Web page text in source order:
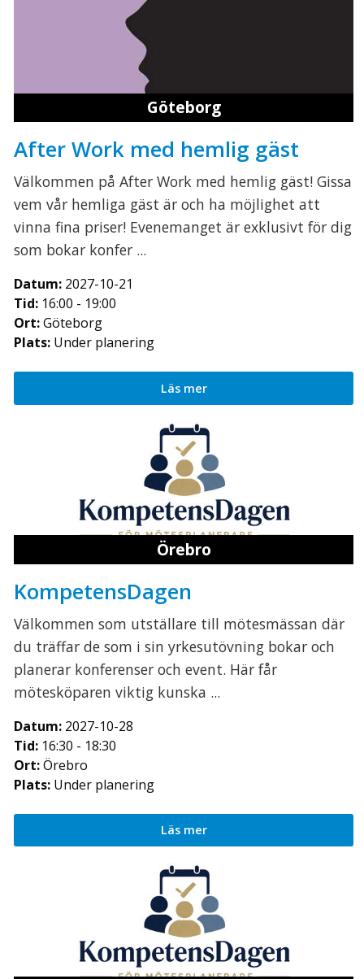
Göteborg
After Work med hemlig gäst
Välkommen på After Work med hemlig gäst! Gissa
vem vår hemliga gäst är och ha möjlighet att
vinna fina priser! Evenemanget är exklusivt för dig
som bokar konfer ...
Datum: 2027-10-21
Tid: 16:00 - 19:00
Ort:Göteborg
Plats: Under planering
Läs mer
Örebro
KompetensDagen
Välkommen som utställare till mötesmässan där
du träffar de som i sin yrkesutövning bokar och
planerar konferenser och event. Här får
mötesköparen viktig kunska ...
Datum: 2027-10-28
Tid: 16:30 - 18:30
Ort:Örebro
Plats: Under planering
Läs mer